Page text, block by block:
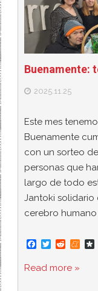
Buenamente:
2025.11.25
Este mes
Buenamente
con un sorteo
personas que
largo de todo
Jantoki solidario
cerebro
F
c
e
T
i
t
R
d
d
M
Read more »